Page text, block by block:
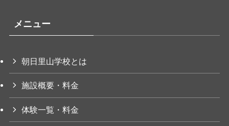
メニュー
朝日里山学校とは
施設概要・料金
体験一覧・料金